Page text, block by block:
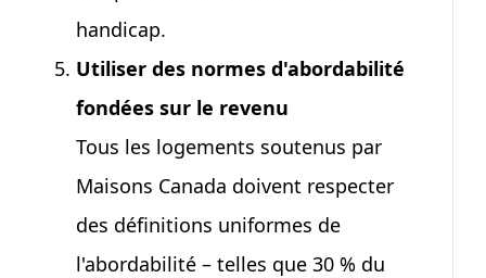
handicap.
Utiliser des normes d'abordabilité
fondées sur le revenu
Tous les logements soutenus par
Maisons Canada doivent respecter
des définitions uniformes de
l'abordabilité – telles que 30 % du